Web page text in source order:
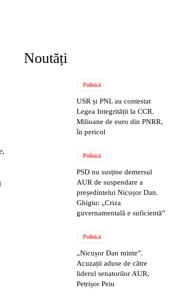
Noutăți
Politică
USR și PNL au contestat
Legea Integrității la CCR.
Milioane de euro din PNRR,
în pericol
Politică
PSD nu susține demersul
AUR de suspendare a
președintelui Nicușor Dan.
Ghigiu: „Criza
guvernamentală e suficientă”
Politică
„Nicușor Dan minte”.
Acuzații aduse de către
liderul senatorilor AUR,
Petrișor Peiu